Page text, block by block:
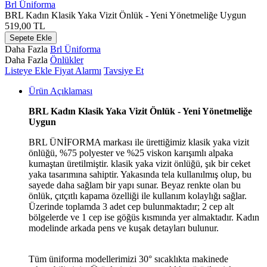
Brl Üniforma
BRL Kadın Klasik Yaka Vizit Önlük - Yeni Yönetmeliğe Uygun
519,00 TL
Sepete Ekle
Daha Fazla Brl Üniforma
Daha Fazla Önlükler
Listeye Ekle Fiyat Alarmı Tavsiye Et
Ürün Açıklaması
BRL Kadın Klasik Yaka Vizit Önlük - Yeni Yönetmeliğe
Uygun
BRL ÜNİFORMA markası ile ürettiğimiz klasik yaka vizit
önlüğü, %75 polyester ve %25 viskon karışımlı alpaka
kumaştan üretilmiştir. klasik yaka vizit önlüğü, şık bir ceket
yaka tasarımına sahiptir. Yakasında tela kullanılmış olup, bu
sayede daha sağlam bir yapı sunar. Beyaz renkte olan bu
önlük, çıtçıtlı kapama özelliği ile kullanım kolaylığı sağlar.
Üzerinde toplamda 3 adet cep bulunmaktadır; 2 cep alt
bölgelerde ve 1 cep ise göğüs kısmında yer almaktadır. Kadın
modelinde arkada pens ve kuşak detayları bulunur.
Tüm üniforma modellerimizi 30° sıcaklıkta makinede